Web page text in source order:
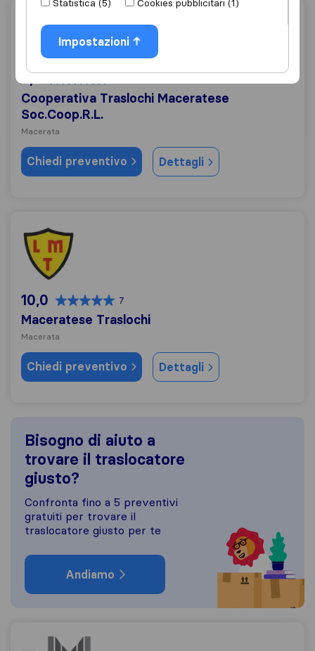
9,8
Cooperativa Traslochi Maceratese
Soc.Coop.R.L.
Macerata
Chiedi preventivo Dettagli
Maceratese Traslochi
10,0 7
Maceratese Traslochi
Macerata
Chiedi preventivo Dettagli
Bisogno di aiuto a
trovare il traslocatore
giusto?
Confronta fino a 5 preventivi
gratuiti per trovare il
traslocatore giusto per te
Andiamo
DML Design Traslochi ed Arredamenti
Statistica (5)
Cookies pubblicitari (1)
Impostazioni